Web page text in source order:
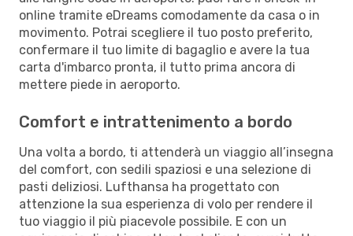
online tramite eDreams comodamente da casa o in
movimento. Potrai scegliere il tuo posto preferito,
confermare il tuo limite di bagaglio e avere la tua
carta d'imbarco pronta, il tutto prima ancora di
mettere piede in aeroporto.
Comfort e intrattenimento a bordo
Una volta a bordo, ti attenderà un viaggio all’insegna
del comfort, con sedili spaziosi e una selezione di
pasti deliziosi. Lufthansa ha progettato con
attenzione la sua esperienza di volo per rendere il
tuo viaggio il più piacevole possibile. E con un